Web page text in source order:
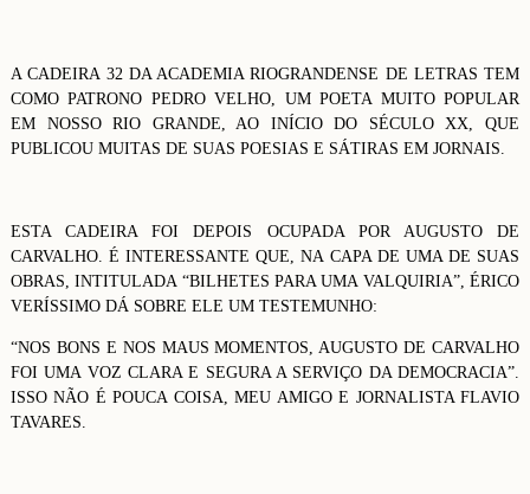
A CADEIRA 32 DA ACADEMIA RIOGRANDENSE DE LETRAS TEM
COMO PATRONO PEDRO VELHO, UM POETA MUITO POPULAR
EM NOSSO RIO GRANDE, AO INÍCIO DO SÉCULO XX, QUE
PUBLICOU MUITAS DE SUAS POESIAS E SÁTIRAS EM JORNAIS.
ESTA CADEIRA FOI DEPOIS OCUPADA POR AUGUSTO DE
CARVALHO. É INTERESSANTE QUE, NA CAPA DE UMA DE SUAS
OBRAS, INTITULADA “BILHETES PARA UMA VALQUIRIA”, ÉRICO
VERÍSSIMO DÁ SOBRE ELE UM TESTEMUNHO:
“NOS BONS E NOS MAUS MOMENTOS, AUGUSTO DE CARVALHO
FOI UMA VOZ CLARA E SEGURA A SERVIÇO DA DEMOCRACIA”.
ISSO NÃO É POUCA COISA, MEU AMIGO E JORNALISTA FLAVIO
TAVARES.